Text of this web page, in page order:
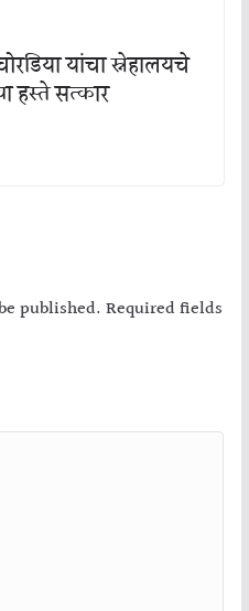
यांचा स्नेहालयचे
हस्ते सत्कार
published. Required fields